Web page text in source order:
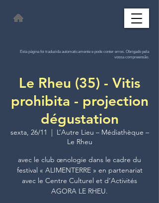
Esta página foi traduzida automaticamente e pode conter erros. Obrigado pela
vossa compreensão.
Le Rheu (35) - Vitis
prohibita - projection
dégustation
sexta, 26/11
  |
L’Autre Lieu – Médiathèque –
Le Rheu
avec le club œnologie dans le cadre du
festival « ALIMENTERRE » en partenariat
avec le Centre Culturel et d’Activités
AGORA LE RHEU.